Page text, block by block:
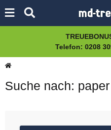
Telefon: 0208
Suche nach: